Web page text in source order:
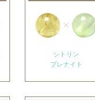
シトリン
プレナイト